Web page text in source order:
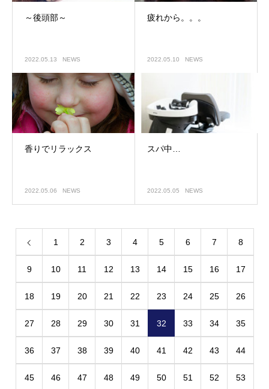
～後頭部～
2022.05.13 NEWS
疲れから。。。
2022.05.10 NEWS
香りでリラックス
2022.05.06 NEWS
スパ中…
2022.05.05 NEWS
1 2 3 4 5 6 7 8
9 10 11 12 13 14 15 16 17
18 19 20 21 22 23 24 25 26
27 28 29 30 31 32 33 34 35
36 37 38 39 40 41 42 43 44
45 46 47 48 49 50 51 52 53